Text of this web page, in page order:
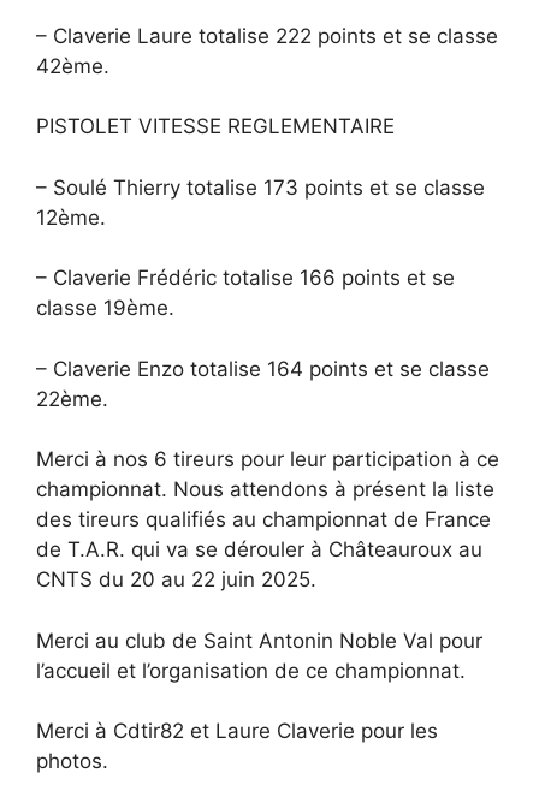
– Claverie Laure totalise 222 points et se classe
42ème.
PISTOLET VITESSE REGLEMENTAIRE
– Soulé Thierry totalise 173 points et se classe
12ème.
– Claverie Frédéric totalise 166 points et se
classe 19ème.
– Claverie Enzo totalise 164 points et se classe
22ème.
Merci à nos 6 tireurs pour leur participation à ce
championnat. Nous attendons à présent la liste
des tireurs qualifiés au championnat de France
de T.A.R. qui va se dérouler à Châteauroux au
CNTS du 20 au 22 juin 2025.
Merci au club de Saint Antonin Noble Val pour
l’accueil et l’organisation de ce championnat.
Merci à Cdtir82 et Laure Claverie pour les
photos.